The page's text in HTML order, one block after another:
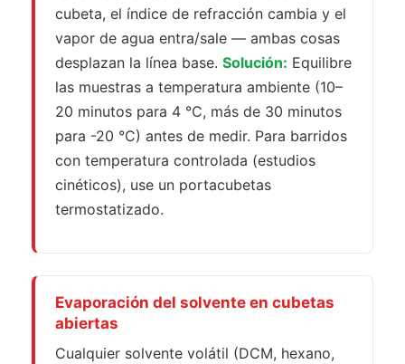
cubeta, el índice de refracción cambia y el
vapor de agua entra/sale — ambas cosas
desplazan la línea base. Solución: Equilibre
las muestras a temperatura ambiente (10–
20 minutos para 4 °C, más de 30 minutos
para -20 °C) antes de medir. Para barridos
con temperatura controlada (estudios
cinéticos), use un portacubetas
termostatizado.
Evaporación del solvente en cubetas
abiertas
Cualquier solvente volátil (DCM, hexano,